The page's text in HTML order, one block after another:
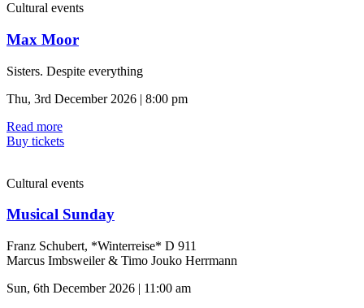
Cultural events
Max Moor
Sisters. Despite everything
Thu, 3rd December 2026 | 8:00 pm
Read more
Buy tickets
Cultural events
Musical Sunday
Franz Schubert, *Winterreise* D 911
Marcus Imbsweiler & Timo Jouko Herrmann
Sun, 6th December 2026 | 11:00 am